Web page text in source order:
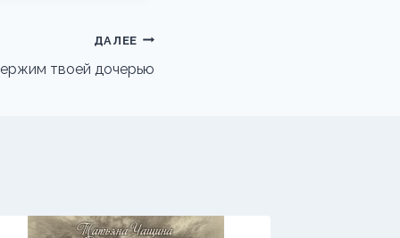
ДАЛЕЕ
твоей дочерью